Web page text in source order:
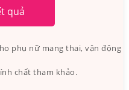
quả
phụ nữ mang thai, vận động
chất tham khảo.